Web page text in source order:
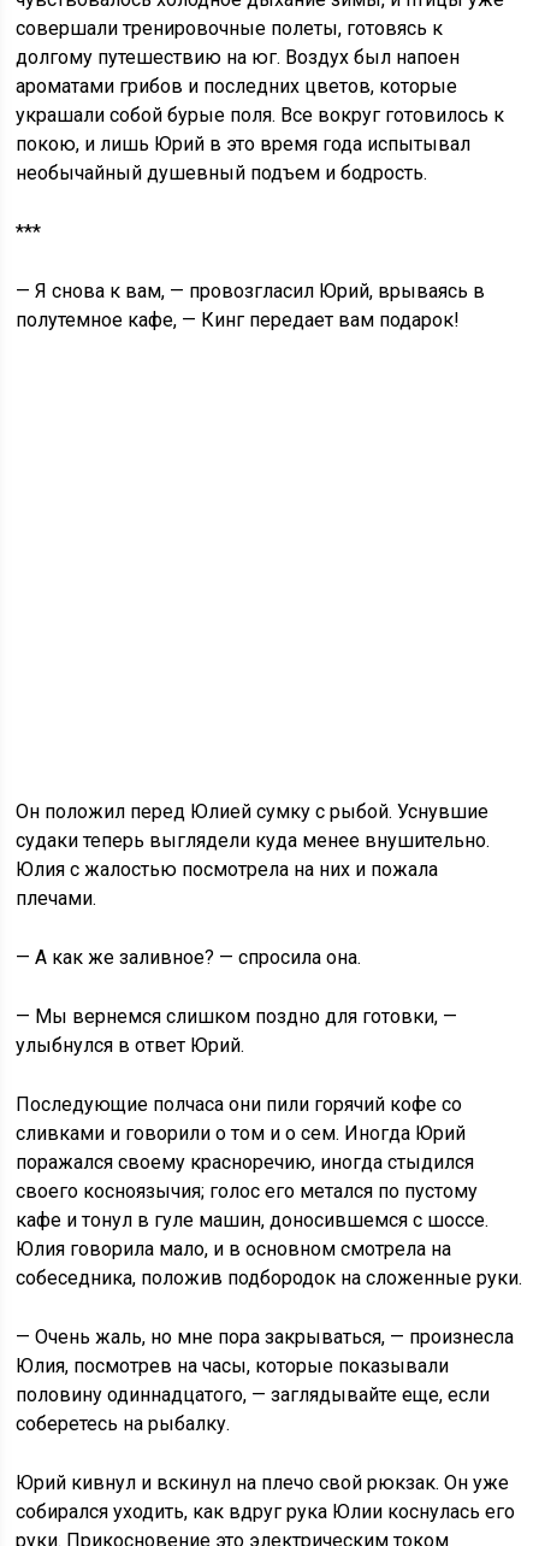
совершали тренировочные полеты, готовясь к
долгому путешествию на юг. Воздух был напоен
ароматами грибов и последних цветов, которые
украшали собой бурые поля. Все вокруг готовилось к
покою, и лишь Юрий в это время года испытывал
необычайный душевный подъем и бодрость.
***
— Я снова к вам, — провозгласил Юрий, врываясь в
полутемное кафе, — Кинг передает вам подарок!
Он положил перед Юлией сумку с рыбой. Уснувшие
судаки теперь выглядели куда менее внушительно.
Юлия с жалостью посмотрела на них и пожала
плечами.
— А как же заливное? — спросила она.
— Мы вернемся слишком поздно для готовки, —
улыбнулся в ответ Юрий.
Последующие полчаса они пили горячий кофе со
сливками и говорили о том и о сем. Иногда Юрий
поражался своему красноречию, иногда стыдился
своего косноязычия; голос его метался по пустому
кафе и тонул в гуле машин, доносившемся с шоссе.
Юлия говорила мало, и в основном смотрела на
собеседника, положив подбородок на сложенные руки.
— Очень жаль, но мне пора закрываться, — произнесла
Юлия, посмотрев на часы, которые показывали
половину одиннадцатого, — заглядывайте еще, если
соберетесь на рыбалку.
Юрий кивнул и вскинул на плечо свой рюкзак. Он уже
собирался уходить, как вдруг рука Юлии коснулась его
руки. Прикосновение это электрическим током